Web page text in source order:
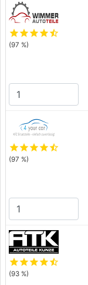
starstarstarstarstar_half
(97 %)
starstarstarstarstar_half
(97 %)
starstarstarstarstar_half
(93 %)